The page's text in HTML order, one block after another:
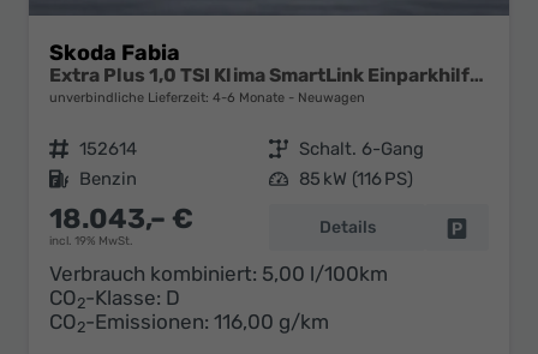
Skoda Fabia
Extra Plus 1,0 TSI Klima SmartLink Einparkhilfe 5J Garantie LED Alu Felgen Kamera Sitzheizung Bluetooth
unverbindliche Lieferzeit: 4-6 Monate Neuwagen
Fahrzeugnr. 152614 Getriebe Schalt. 6-Gang
Kraftstoff Benzin Leistung 85 kW (116 PS)
18.043,– €
incl. 19% MwSt.
Details
Verbrauch kombiniert: 5,00 l/100km
CO2-Klasse: D
CO2-Emissionen: 116,00 g/km